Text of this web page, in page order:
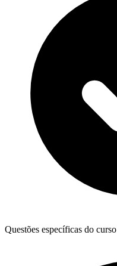
Questões específicas do curso